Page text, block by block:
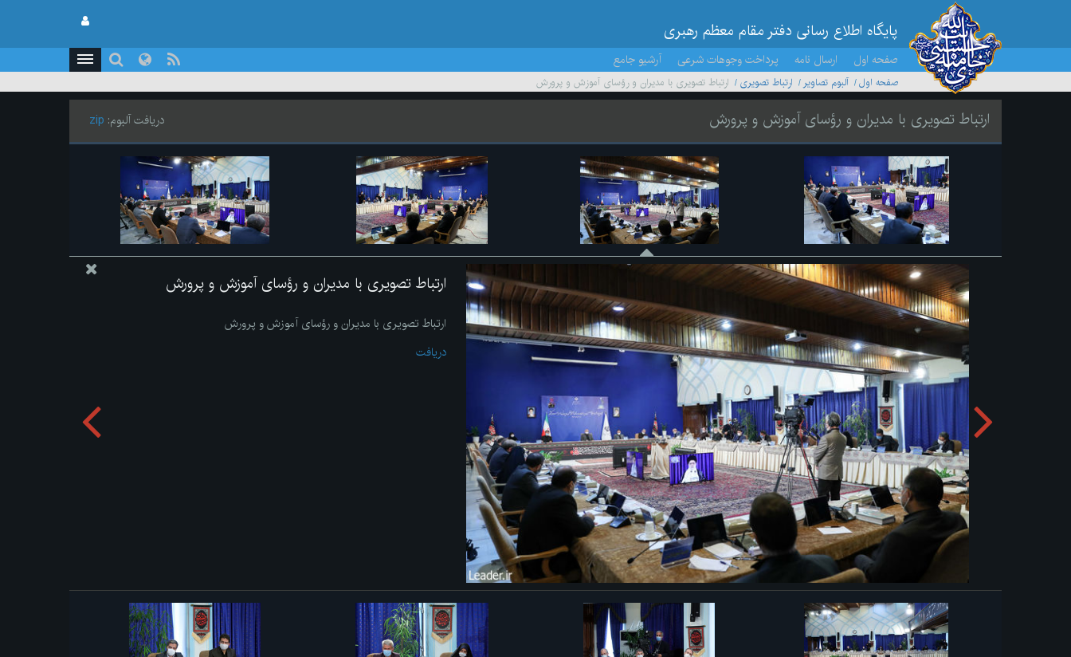
پایگاه اطلاع رسانی دفتر مقام معظم رهبری
صفحه اول ارسال نامه پرداخت وجوهات شرعی آرشیو جامع
صفحه اول آلبوم تصاویر ارتباط تصویری ارتباط تصویری با مدیران و رؤسای آموزش و پرورش
ارتباط تصویری با مدیران و رؤسای آموزش و پرورش دریافت آلبوم: zip
ارتباط تصویری با مدیران و رؤسای آموزش و پرورش
ارتباط تصویری با مدیران و رؤسای آموزش و پرورش
دریافت